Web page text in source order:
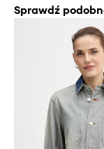
Sprawdź